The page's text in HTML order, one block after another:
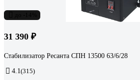
31 390 ₽
Стабилизатор Ресанта СПН 13500 63/6/28
4.1(315)